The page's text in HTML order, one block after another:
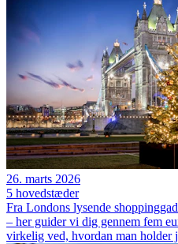
26. marts 2026
5 hovedstæder
Fra Londons lysende
– her guider vi dig gennem fem
virkelig ved, hvordan man holder